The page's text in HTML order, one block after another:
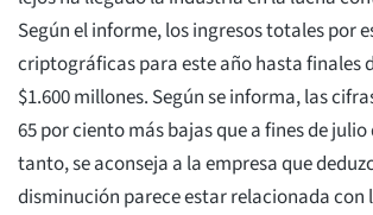
Según el informe, los ingresos totales por
criptográficas para este año hasta finales
$1.600 millones. Según se informa, las
65 por ciento más bajas que a fines de julio
tanto, se aconseja a la empresa que
disminución parece estar relacionada con